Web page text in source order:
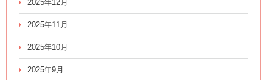
2025年12月
2025年11月
2025年10月
2025年9月